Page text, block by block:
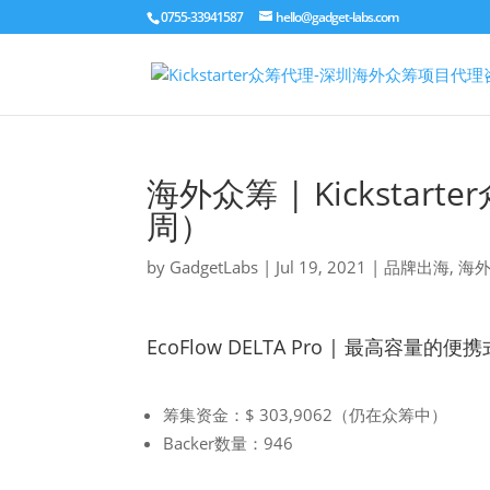
0755-33941587 hello@gadget-labs.com
海外众筹 | Kickstarter
周）
by GadgetLabs | Jul 19, 2021 |品牌出海,海
EcoFlow DELTA Pro | 最高容量的便携
筹集资金：$ 303,9062（仍在众筹中）
Backer数量：946